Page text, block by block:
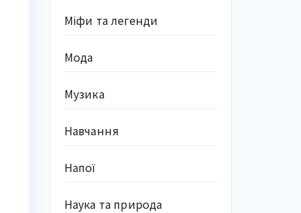
Міфи та легенди
Мода
Музика
Навчання
Напої
Наука та природа